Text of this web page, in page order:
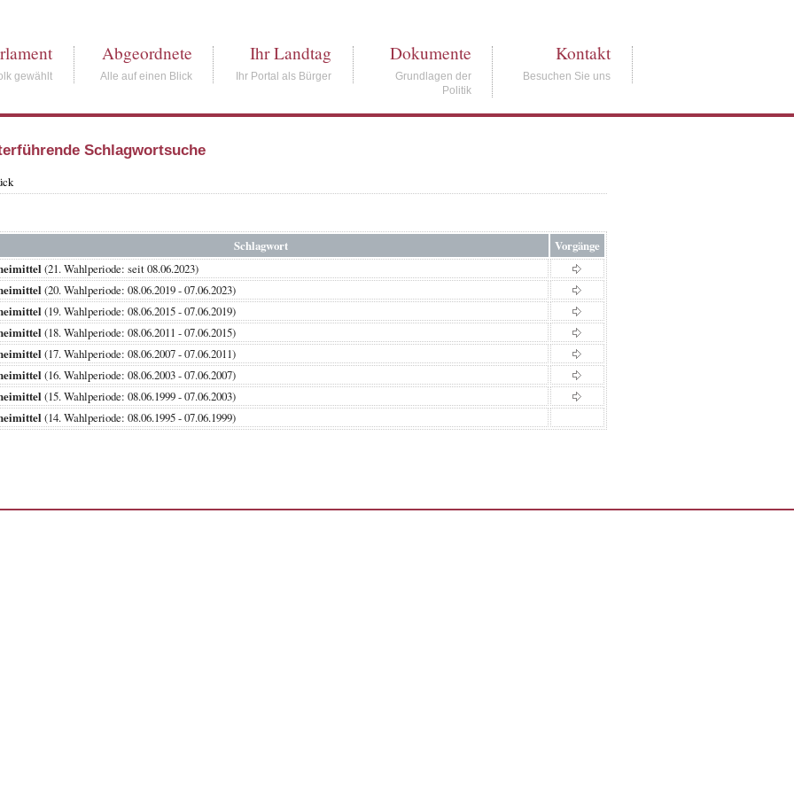
gewählt
Abgeordnete
Alle auf einen Blick
Ihr Landtag
Ihr Portal als Bürger
Dokumente
Grundlagen der
Politik
Kontakt
Besuchen Sie uns
Schlagwortsuche
Schlagwort
Vorgänge
(21. Wahlperiode: seit 08.06.2023)
(20. Wahlperiode: 08.06.2019 - 07.06.2023)
(19. Wahlperiode: 08.06.2015 - 07.06.2019)
(18. Wahlperiode: 08.06.2011 - 07.06.2015)
(17. Wahlperiode: 08.06.2007 - 07.06.2011)
(16. Wahlperiode: 08.06.2003 - 07.06.2007)
(15. Wahlperiode: 08.06.1999 - 07.06.2003)
(14. Wahlperiode: 08.06.1995 - 07.06.1999)